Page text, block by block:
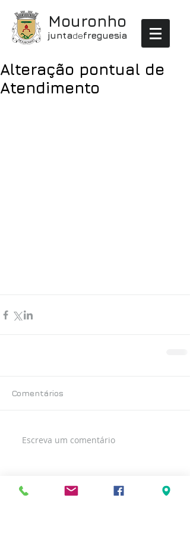
Mouronho
juntadefreguesia
Alteração pontual de
Atendimento
Comentários
Escreva um comentário
Posts Recentes